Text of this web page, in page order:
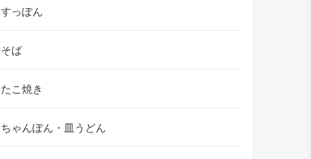
すっぽん
そば
たこ焼き
ちゃんぽん・皿うどん